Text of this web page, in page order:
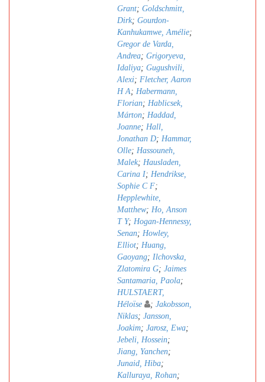
Grant; Goldschmitt,
Dirk; Gourdon-
Kanhukamwe, Amélie;
Gregor de Varda,
Andrea; Grigoryeva,
Idaliya; Gugushvili,
Alexi; Fletcher, Aaron
H A; Habermann,
Florian; Hablicsek,
Márton; Haddad,
Joanne; Hall,
Jonathan D; Hammar,
Olle; Hassouneh,
Malek; Hausladen,
Carina I; Hendrikse,
Sophie C F;
Hepplewhite,
Matthew; Ho, Anson
T Y; Hogan-Hennessy,
Senan; Howley,
Elliot; Huang,
Gaoyang; Ilchovska,
Zlatomira G; Jaimes
Santamaria, Paola;
HULSTAERT,
Héloïse
; Jakobsson,
Niklas; Jansson,
Joakim; Jarosz, Ewa;
Jebeli, Hossein;
Jiang, Yanchen;
Junaid, Hiba;
Kalluraya, Rohan;